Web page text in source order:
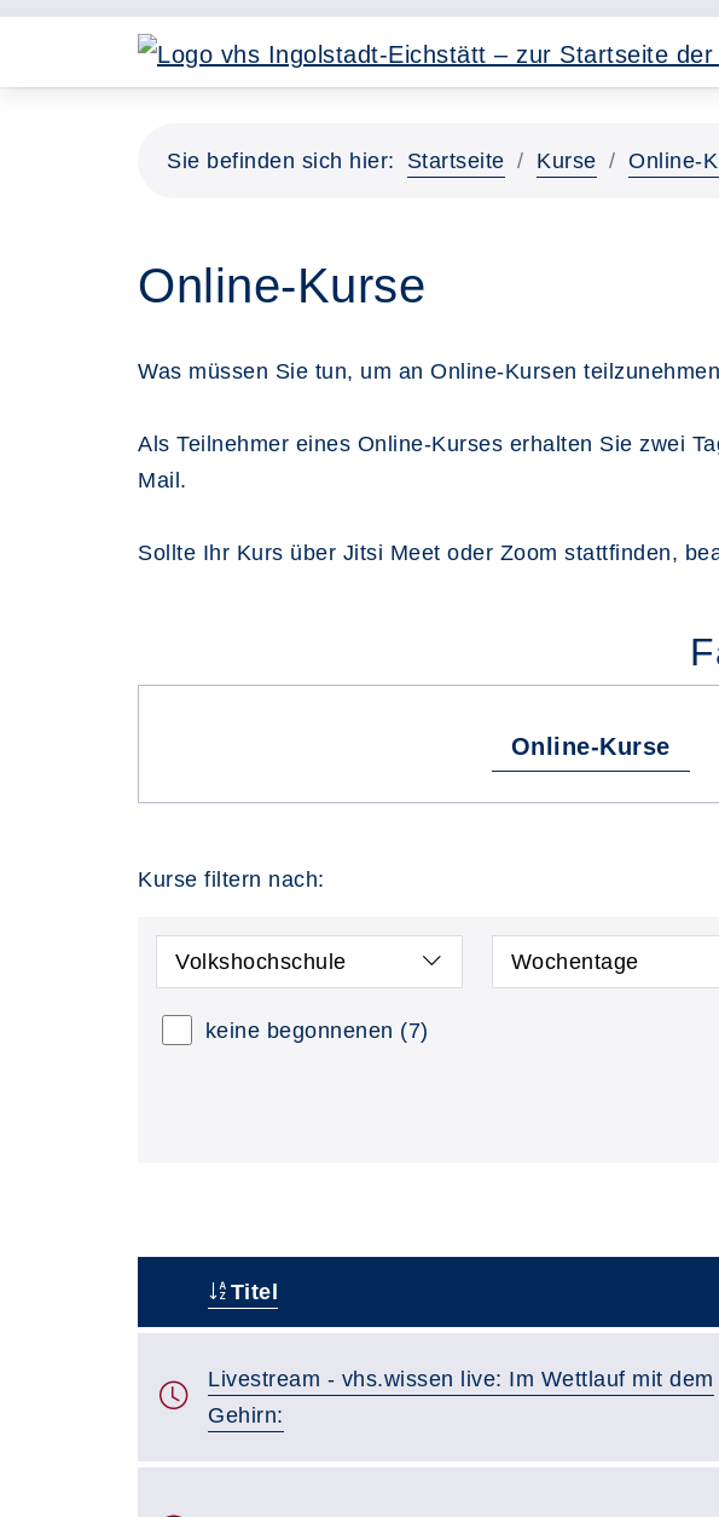
Sie befinden sich hier: Startseite Kurse Online-
Online-Kurse
Was müssen Sie tun, um an Online-Kursen
Als Teilnehmer eines Online-Kurses erhalten Sie zwei
Mail.
Sollte Ihr Kurs über Jitsi Meet oder Zoom stattfinden,
Online-Kurse
Kurse filtern nach:
Volkshochschule Wochentage
keine begonnenen (7)
Titel
Livestream - vhs.wissen live: Im Wettlauf mit dem
Gehirn: